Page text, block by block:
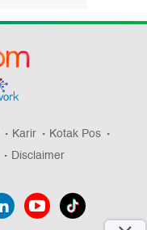
Karir
Kotak Pos
Disclaimer